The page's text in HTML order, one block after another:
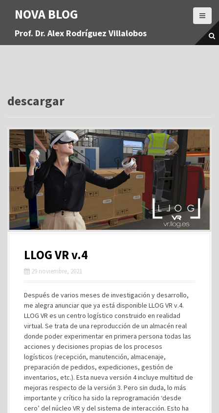
a
NOVA BLOG
Prof. Dr. Alex Rodríguez Villalobos
descargar
LLOG VR v.4
29 noviembre, 2021
Después de varios meses de investigación y desarrollo,
me alegra anunciar que ya está disponible LLOG VR v.4.
LLOG VR es un centro logístico construido en realidad
virtual. Se trata de una reproducción de un almacén real
donde poder experimentar en primera persona todas las
acciones y decisiones propias de los procesos
logísticos (recepción, manutención, almacenaje,
preparación de pedidos, expediciones, gestión de
inventarios, etc.). Esta nueva versión 4 incluye multitud de
mejoras respecto de la versión 3. Pero sin duda, lo más
importante y crítico ha sido la reprogramación ‘desde
cero’ del núcleo VR y del sistema de interacción. Esto ha